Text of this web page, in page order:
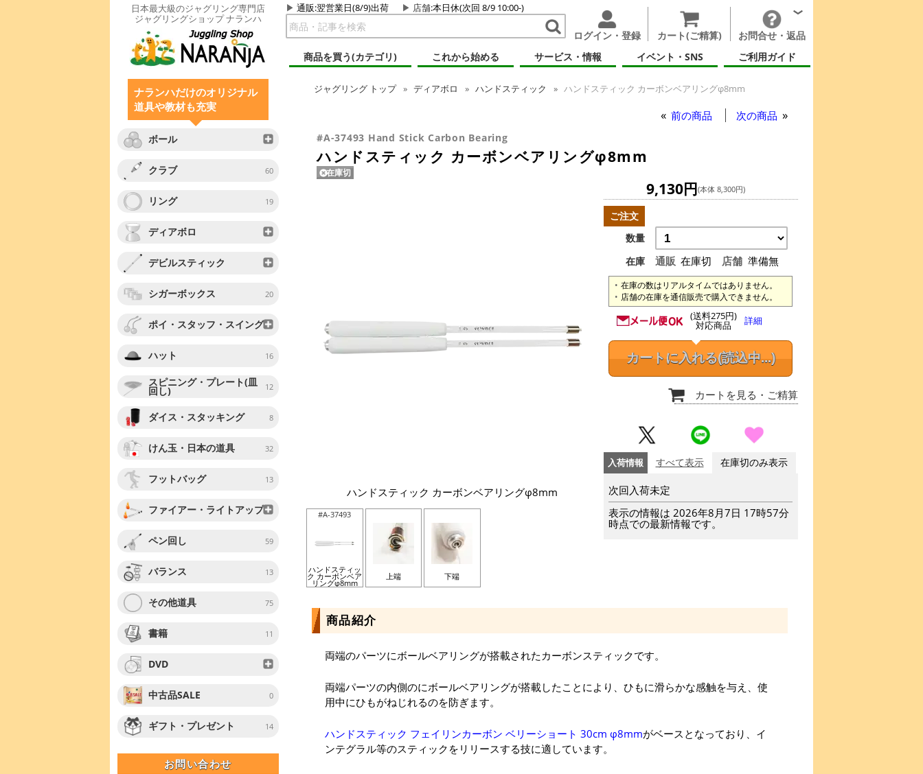
日本最大級のジャグリング専門店
ジャグリングショップ ナランハ
通販:翌営業日(8/9)出荷 店舗:本日休(次回 8/9 10:00-)
ログイン・登録 カート(ご精算)
お問合せ・返品
商品を買う(カテゴリ)
これから始める サービス・情報 イベント・SNS ご利用ガイド
ナランハだけのオリジナル
道具や教材も充実
ボール
クラブ 60
リング 19
ディアボロ
デビルスティック
シガーボックス 20
ポイ・スタッフ・スイング
ハット 16
スピニング・プレート(皿
回し) 12
ダイス・スタッキング 8
けん玉・日本の道具 32
フットバッグ 13
ファイアー・ライトアップ
ペン回し 59
バランス 13
その他道具 75
書籍 11
DVD
中古品SALE 0
ギフト・プレゼント 14
お問い合わせ
ジャグリング トップ ディアボロ ハンドスティック ハンドスティック カーボンベアリングφ8mm
前の商品 次の商品
#A-37493 Hand Stick Carbon Bearing
ハンドスティック カーボンベアリングφ8mm
在庫切
ハンドスティック カーボンベアリングφ8mm
#A-37493
ハンドスティッ
ク カーボンベア
リングφ8mm
上端 下端
9,130円(本体 8,300円)
ご注文
数量
在庫
通販 在庫切 店舗 準備無
在庫の数はリアルタイムではありません。
店舗の在庫を通信販売で購入できません。
(送料275円)
対応商品 詳細
カートに入れる(読込中...)
カートを見る ・ご精算
入荷情報 すべて表示 在庫切のみ表示
次回入荷未定
表示の情報は 2026年8月7日 17時57分
時点での最新情報です。
商品紹介
両端のパーツにボールベアリングが搭載されたカーボンスティックです。
両端パーツの内側のにボールベアリングが搭載したことにより、ひもに滑らかな感触を与え、使
用中にひもがねじれるのを防ぎます。
ハンドスティック フェイリンカーボン ベリーショート 30cm φ8mmがベースとなっており、イ
ンテグラル等のスティックをリリースする技に適しています。